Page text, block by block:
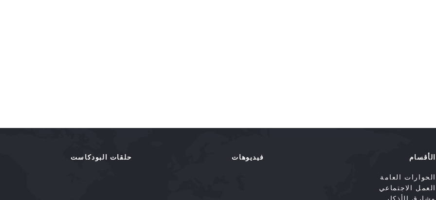
الأقسام
الحوارات العامة
العمل الاجتماعي
مشارق الأذكار
فيديوهات حلقات البودكاست